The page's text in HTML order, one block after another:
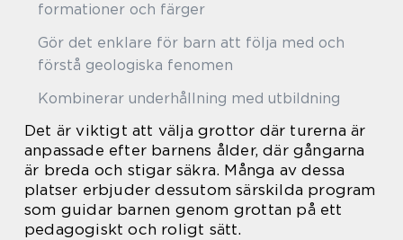
formationer och färger
Gör det enklare för barn att följa med och
förstå geologiska fenomen
Kombinerar underhållning med utbildning
Det är viktigt att välja grottor där turerna är
anpassade efter barnens ålder, där gångarna
är breda och stigar säkra. Många av dessa
platser erbjuder dessutom särskilda program
som guidar barnen genom grottan på ett
pedagogiskt och roligt sätt.